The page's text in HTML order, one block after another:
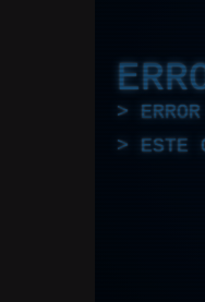
ESTE